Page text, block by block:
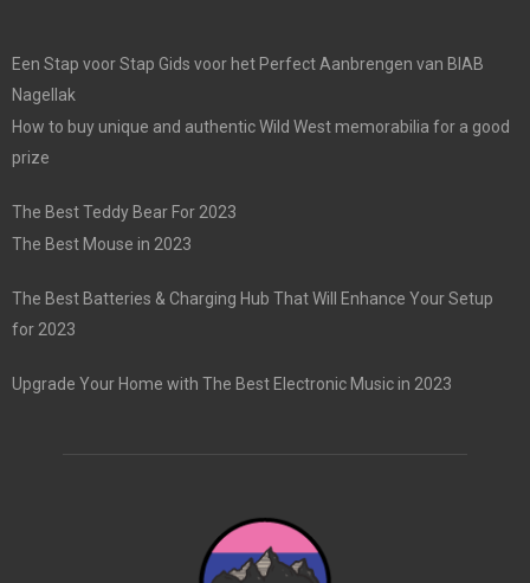
Een Stap voor Stap Gids voor het Perfect Aanbrengen van BIAB
Nagellak
How to buy unique and authentic Wild West memorabilia for a good
prize
The Best Teddy Bear For 2023
The Best Mouse in 2023
The Best Batteries & Charging Hub That Will Enhance Your Setup
for 2023
Upgrade Your Home with The Best Electronic Music in 2023